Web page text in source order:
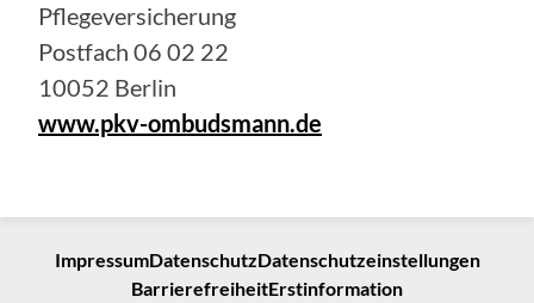
Pflegeversicherung
Postfach 06 02 22
10052 Berlin
www.pkv-ombudsmann.de
ImpressumDatenschutzDatenschutzeinstellungen
BarrierefreiheitErstinformation